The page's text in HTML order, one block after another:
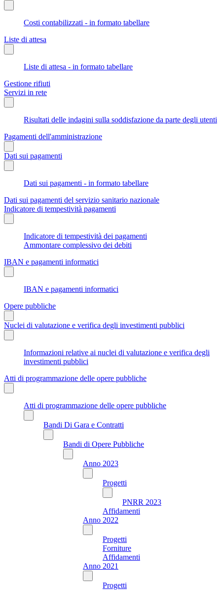
Costi contabilizzati - in formato tabellare
Liste di attesa
Liste di attesa - in formato tabellare
Gestione rifiuti
Servizi in rete
Risultati delle indagini sulla soddisfazione da parte degli utenti
Pagamenti dell'amministrazione
Dati sui pagamenti
Dati sui pagamenti - in formato tabellare
Dati sui pagamenti del servizio sanitario nazionale
Indicatore di tempestività pagamenti
Indicatore di tempestività dei pagamenti
Ammontare complessivo dei debiti
IBAN e pagamenti informatici
IBAN e pagamenti informatici
Opere pubbliche
Nuclei di valutazione e verifica degli investimenti pubblici
Informazioni relative ai nuclei di valutazione e verifica degli
investimenti pubblici
Atti di programmazione delle opere pubbliche
Atti di programmazione delle opere pubbliche
Bandi Di Gara e Contratti
Bandi di Opere Pubbliche
Anno 2023
Progetti
PNRR 2023
Affidamenti
Anno 2022
Progetti
Forniture
Affidamenti
Anno 2021
Progetti